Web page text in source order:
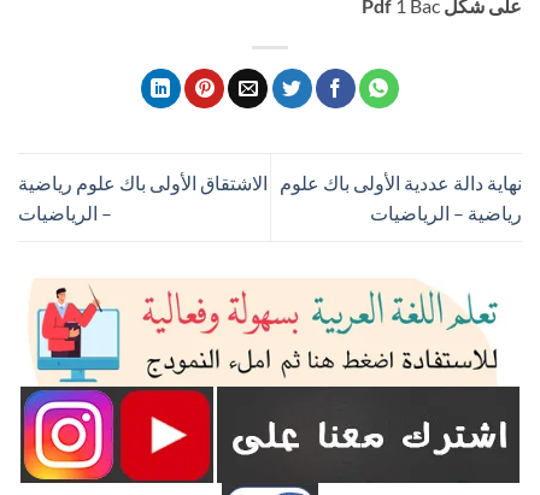
على شكل Pdf 1 Bac
نهاية دالة عددية الأولى باك علوم
رياضية – الرياضيات
الاشتقاق الأولى باك علوم رياضية
– الرياضيات